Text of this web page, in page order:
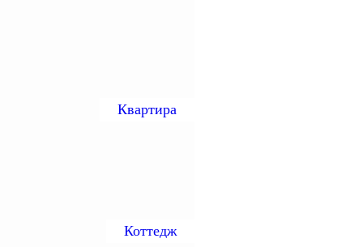
Квартира
Коттедж